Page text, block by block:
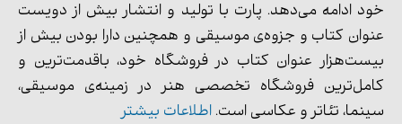
خود ادامه می‌دهد. پارت با تولید و انتشار بیش از دویست
عنوان کتاب و جزوه‌ی موسیقی و همچنین دارا بودن بیش از
بیست‌هزار عنوان کتاب در فروشگاه خود، باقدمت‌ترین و
کامل‌ترین فروشگاه تخصصی هنر در زمینه‌ی موسیقی،
سینما، تئاتر و عکاسی است. اطلاعات بیشتر